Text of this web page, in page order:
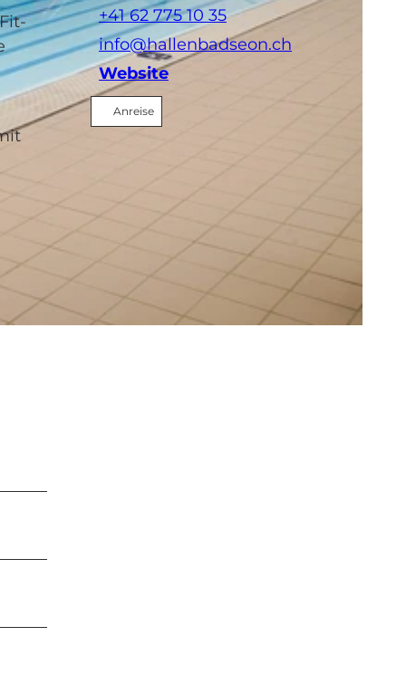
+41 62 775 10 35
info@hallenbadseon.ch
Website
Anreise